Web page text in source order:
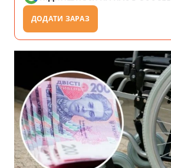
ДОДАТИ ЗАРАЗ